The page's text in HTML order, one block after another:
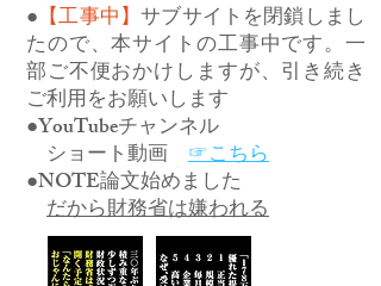
● 【工事中】サブサイトを閉鎖しまし
たので、本サイトの工事中です。一
部ご不便おかけしますが、引き続き
ご利用をお願いします
●YouTubeチャンネル
ショート動画 ☞こちら
●NOTE論文始めました
だから財務省は嫌われる